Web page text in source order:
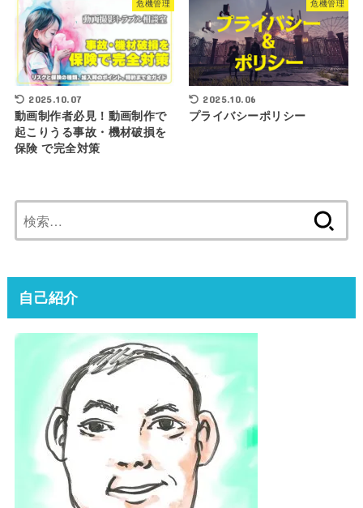
危機管理
2025.10.07
動画制作者必見！動画制作で
起こりうる事故・機材破損を
保険 で完全対策
危機管理
2025.10.06
プライバシーポリシー
索:
自己紹介